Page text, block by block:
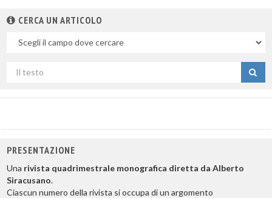
CERCA UN ARTICOLO
Nel
Cerca
PRESENTAZIONE
Una rivista quadrimestrale monografica diretta da Alberto
Siracusano.
Ciascun numero della rivista si occupa di un argomento